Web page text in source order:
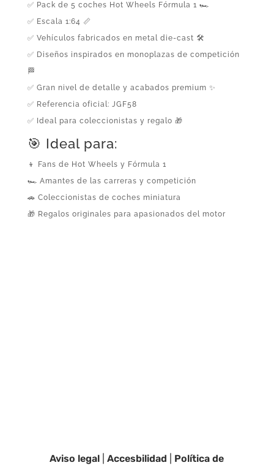
✅ Pack de 5 coches Hot Wheels Fórmula 1 🏎️
✅ Escala 1:64 📏
✅ Vehículos fabricados en metal die-cast 🛠️
✅ Diseños inspirados en monoplazas de competición
🏁
✅ Gran nivel de detalle y acabados premium ✨
✅ Referencia oficial: JGF58
✅ Ideal para coleccionistas y regalo 🎁
🎯 Ideal para:
👦 Fans de Hot Wheels y Fórmula 1
🏎️ Amantes de las carreras y competición
🚗 Coleccionistas de coches miniatura
🎁 Regalos originales para apasionados del motor
Aviso legal |Accesbilidad
Política de